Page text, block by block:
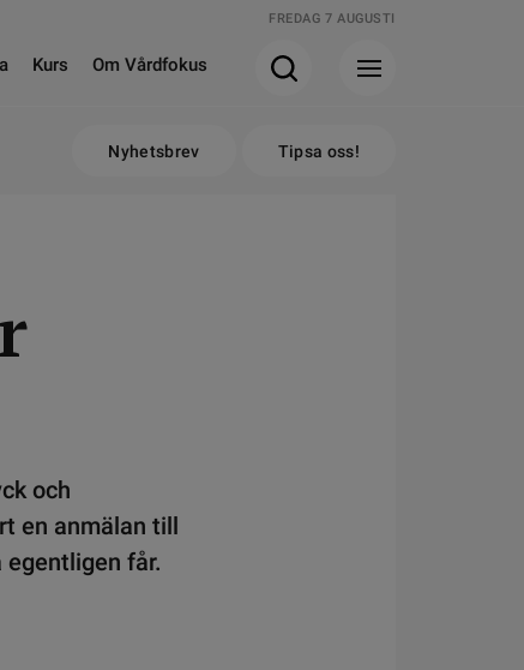
FREDAG 7 AUGUSTI
Kurs Om Vårdfokus
Nyhetsbrev Tipsa oss!
och
en anmälan till
får.